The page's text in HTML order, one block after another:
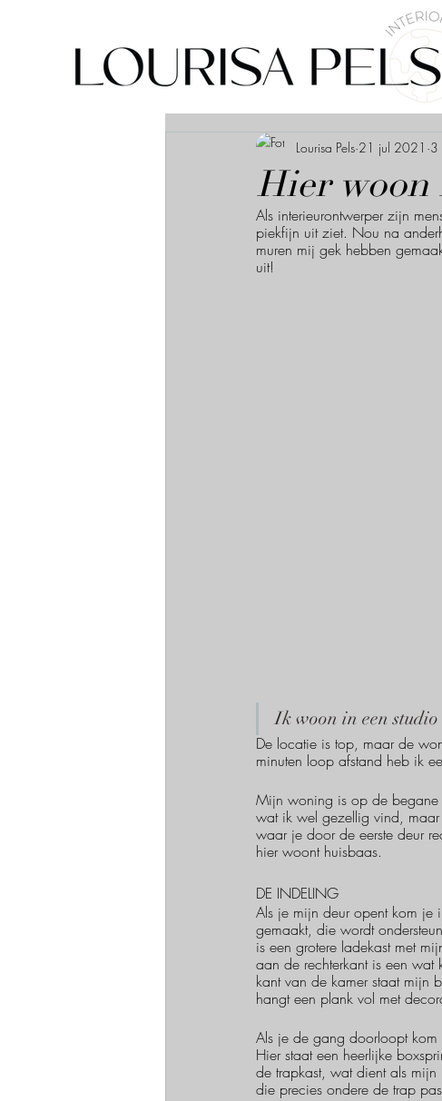
Hier woon
Lourisa Pels 21 jul 2021 3
Als interieurontwerper zijn
piekfijn uit ziet. Nou na
muren mij gek hebben
uit!
Ik woon in een
De locatie is top, maar de
minuten loop afstand heb ik
Mijn woning is op de begane
wat ik wel gezellig vind,
waar je door de eerste deur
hier woont huisbaas.
DE INDELING
Als je mijn deur opent kom
gemaakt, die wordt
is een grotere ladekast met
aan de rechterkant is een
kant van de kamer staat mijn
hangt een plank vol met
Als je de gang doorloopt kom
Hier staat een heerlijke
de trapkast, wat dient als
die precies ondere de trap